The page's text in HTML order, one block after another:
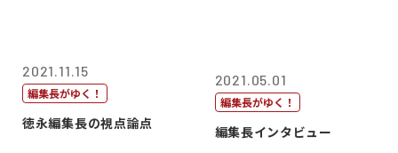
2021.11.15
編集長がゆく！
徳永編集長の視点論点
2021.05.01
編集長がゆく！
編集長インタビュー